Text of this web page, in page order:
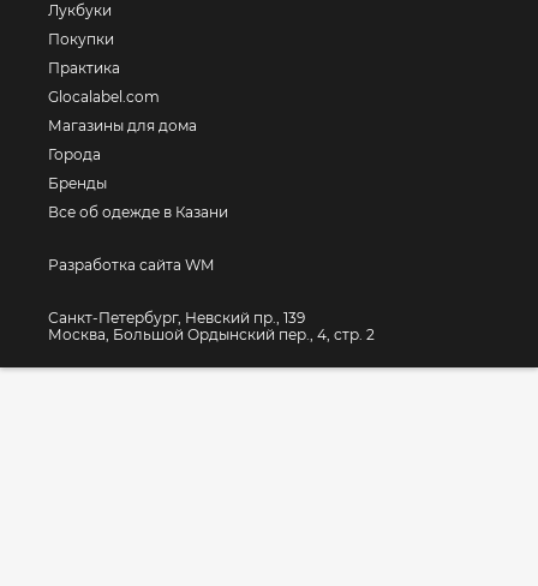
Лукбуки
Покупки
Практика
Glocalabel.com
Магазины для дома
Города
Бренды
Все об одежде в Казани
Разработка сайта WM
Санкт-Петербург, Невский пр., 139
Москва, Большой Ордынский пер., 4, стр. 2